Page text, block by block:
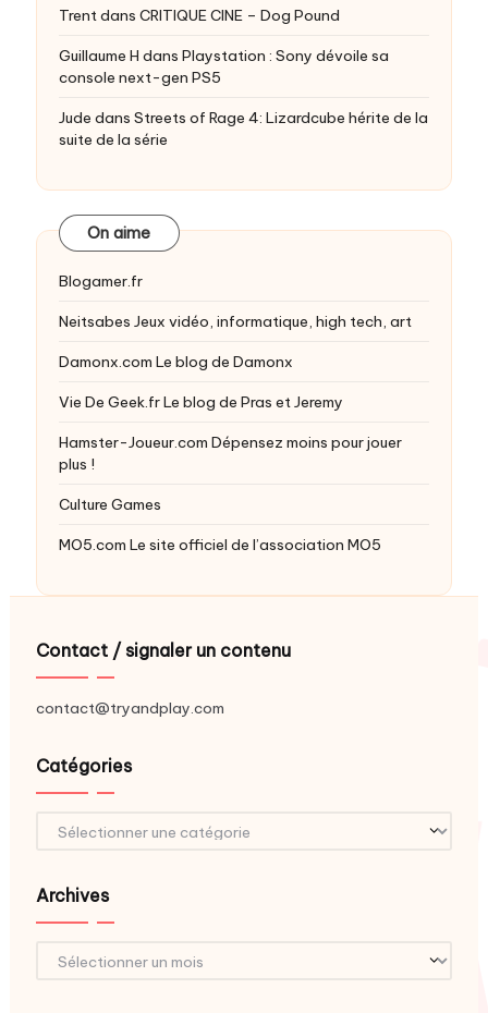
Trentdans CRITIQUE CINE – Dog Pound
Guillaume H dans Playstation : Sony dévoile sa
console next-gen PS5
Jude dans Streets of Rage 4: Lizardcube hérite de la
suite de la série
On aime
Blogamer.fr
Neitsabes Jeux vidéo, informatique, high tech, art
Damonx.com Le blog de Damonx
Vie De Geek.frLe blog de Pras et Jeremy
Hamster-Joueur.com Dépensez moins pour jouer
plus !
Culture Games
MO5.com Le site officiel de l’association MO5
Contact / signaler un contenu
contact@tryandplay.com
Catégories
Catégories
Archives
Archives